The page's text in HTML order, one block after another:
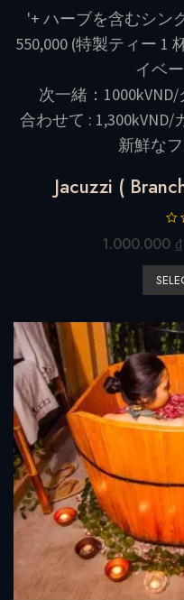
'+ ハーブを含むシン
550,000 (特製ティー 1
イベ
次一緒：
合わせて :
新鮮な
Jacuzzi (
R
a
t
e
d
o
u
t
o
f
5
1.000.000 ₫